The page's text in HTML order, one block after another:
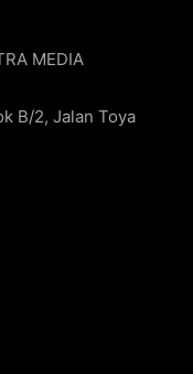
MEDIA
B/2, Jalan Toya